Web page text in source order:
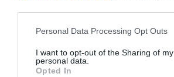
Personal Data Processing Opt Outs
I want to opt-out of the Sharing of my
personal data.
Opted In
την Τέχνη και τον Πολιτισμό!